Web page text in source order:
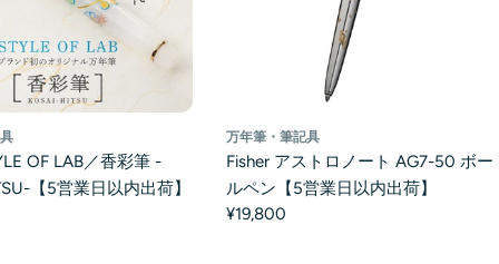
OF LAB／香彩筆 -
【5営業日以内出荷】
万年筆・筆記具
Fisher アストロノート AG7-50 ボー
ルペン【5営業日以内出荷】
¥19,800